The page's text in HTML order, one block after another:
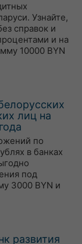
Узнайте,
справок и
и на
10000 BYN
лиц на
по
в банках
под
3000 BYN и
развития